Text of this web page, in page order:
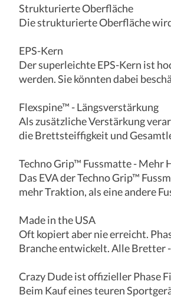
Strukturierte Oberfläche
Die strukturierte Oberfläche
EPS-Kern
Der superleichte EPS-Kern ist
werden. Sie könnten dabei
Flexspine™ - Längsverstärkung
Als zusätzliche Verstärkung
die Brettsteiffigkeit und
Techno Grip™ Fussmatte - Mehr
Das EVA der Techno Grip™
mehr Traktion, als eine andere
Made in the USA
Oft kopiert aber nie erreicht.
Branche entwickelt. Alle Bretter
Crazy Dude ist offizieller Phase
Beim Kauf eines teuren